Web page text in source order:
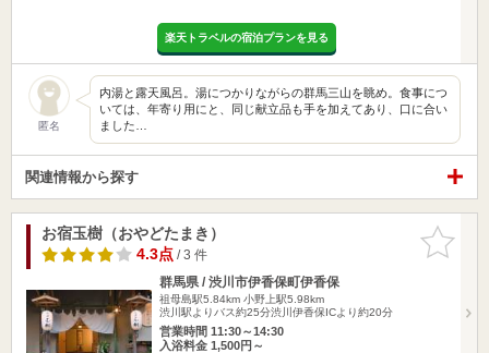
楽天トラベルの宿泊プランを見る
匿名
内湯と露天風呂。湯につかりながらの群馬三山を眺め。食事につ
いては、年寄り用にと、同じ献立品も手を加えてあり、口に合い
ました…
関連情報から探す
お気に入
りに追加
お宿玉樹（おやどたまき）
4.3点/ 3 件
群馬県 / 渋川市伊香保町伊香保
祖母島駅5.84km 小野上駅5.98km
渋川駅よりバス約25分渋川伊香保ICより約20分
営業時間 11:30～14:30
入浴料金 1,500円～